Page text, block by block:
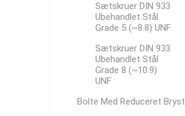
Sætskruer DIN 933
Ubehandlet Stål
Grade 5 (~8.8) UNF
Sætskruer DIN 933
Ubehandlet Stål
Grade 8 (~10.9)
UNF
Bolte Med Reduceret Bryst